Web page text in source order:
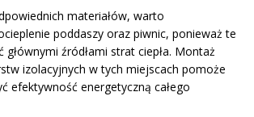
materiałów, warto
poddaszy oraz piwnic, ponieważ te
źródłami strat ciepła. Montaż
izolacyjnych w tych miejscach pomoże
efektywność energetyczną całego